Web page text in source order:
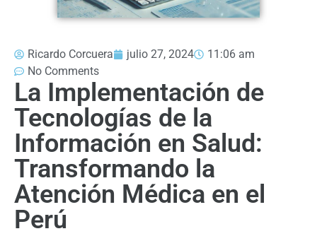
Ricardo Corcuera julio 27, 2024
11:06 am
No Comments
La Implementación de
Tecnologías de la
Información en Salud:
Transformando la
Atención Médica en el
Perú